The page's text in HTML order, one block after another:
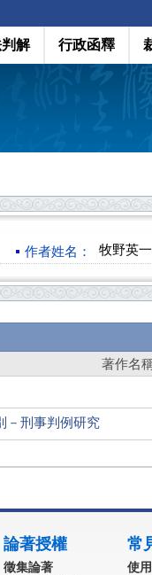
解 行政函釋
作者姓名： 牧野英一
著作名
－刑事判例研究
論著授權
徵集論著
常
使